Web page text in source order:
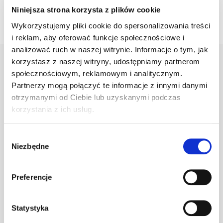
Niniejsza strona korzysta z plików cookie
Wykorzystujemy pliki cookie do spersonalizowania treści
i reklam, aby oferować funkcje społecznościowe i
analizować ruch w naszej witrynie. Informacje o tym, jak
korzystasz z naszej witryny, udostępniamy partnerom
społecznościowym, reklamowym i analitycznym.
Partnerzy mogą połączyć te informacje z innymi danymi
otrzymanymi od Ciebie lub uzyskanymi podczas
korzystania z ich usług.
zgody
Niezbędne
Preferencje
Statystyka
Warianty Opis Specyfikacja